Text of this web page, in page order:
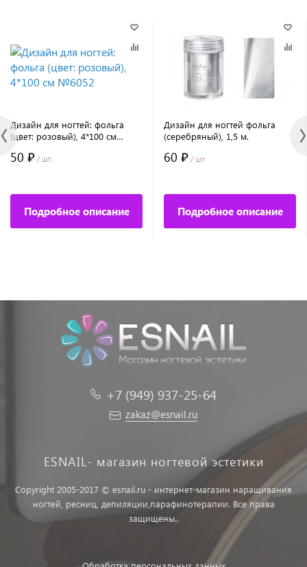
Дизайн для ногтей: фольга
(цвет: розовый), 4*100 см
50 ₽ / шт
Подробное описание
Дизайн для ногтей фольга
(серебряный), 1,5 м.
60 ₽ / шт
Подробное описание
+7 (949) 937-25-64
zakaz@esnail.ru
ESNAIL- магазин ногтевой эстетики
Copyright 2005-2017 © esnail.ru - интернет-магазин наращивания
ногтей, ресниц, депиляции,парафинотерапии. Все права
защищены..